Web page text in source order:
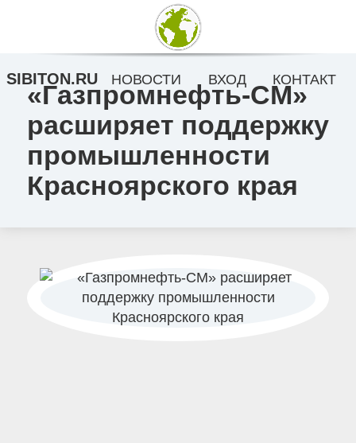
«Газпромнефть-СМ»
расширяет поддержку
промышленности
Красноярского края
SIBITON.RU НОВОСТИ ВХОД КОНТАКТ